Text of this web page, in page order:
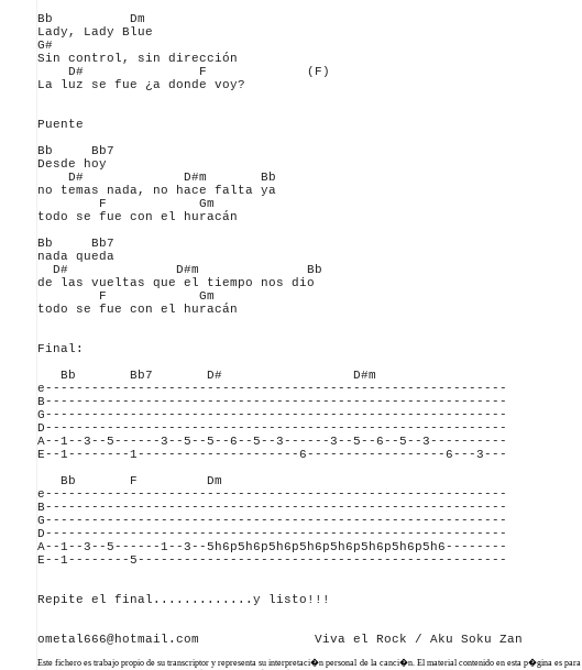
Bb          Dm
Lady, Lady Blue
G#
Sin control, sin dirección
    D#               F             (F)
La luz se fue ¿a donde voy?
Puente
Bb     Bb7
Desde hoy
    D#             D#m       Bb
no temas nada, no hace falta ya
        F            Gm
todo se fue con el huracán
Bb     Bb7
nada queda
  D#              D#m              Bb
de las vueltas que el tiempo nos dio
        F            Gm
todo se fue con el huracán
Final:
   Bb       Bb7       D#                 D#m
e------------------------------------------------------------
B------------------------------------------------------------
G------------------------------------------------------------
D------------------------------------------------------------
A--1--3--5------3--5--5--6--5--3------3--5--6--5--3----------
E--1--------1---------------------6------------------6---3---
   Bb       F         Dm
e------------------------------------------------------------
B------------------------------------------------------------
G------------------------------------------------------------
D------------------------------------------------------------
A--1--3--5------1--3--5h6p5h6p5h6p5h6p5h6p5h6p5h6p5h6--------
E--1--------5------------------------------------------------
Repite el final.............y listo!!!
Este fichero es trabajo propio de su transcriptor y representa su interpretaci�n personal de la canci�n. El material contenido en esta p�gina es para